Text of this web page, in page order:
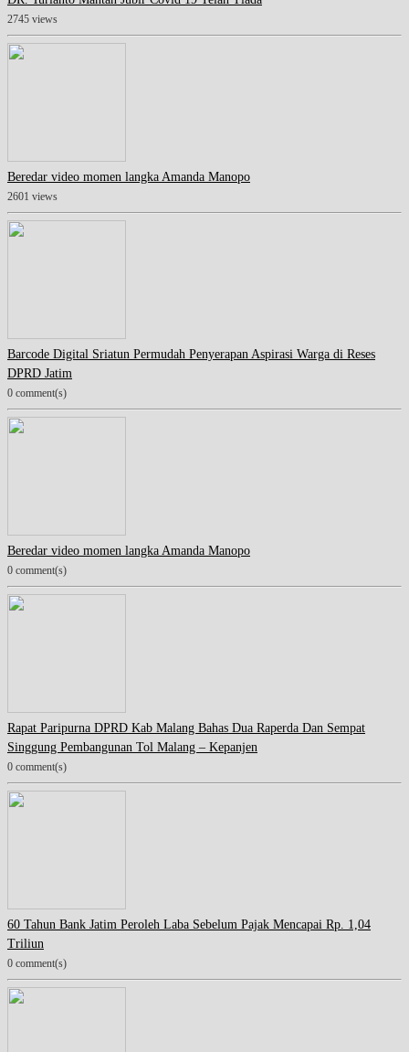
2745 views
Beredar video momen langka Amanda Manopo
2601 views
Barcode Digital Sriatun Permudah Penyerapan Aspirasi Warga di Reses
DPRD Jatim
0 comment(s)
Beredar video momen langka Amanda Manopo
0 comment(s)
Rapat Paripurna DPRD Kab Malang Bahas Dua Raperda Dan Sempat
Singgung Pembangunan Tol Malang – Kepanjen
0 comment(s)
60 Tahun Bank Jatim Peroleh Laba Sebelum Pajak Mencapai Rp. 1,04
Triliun
0 comment(s)